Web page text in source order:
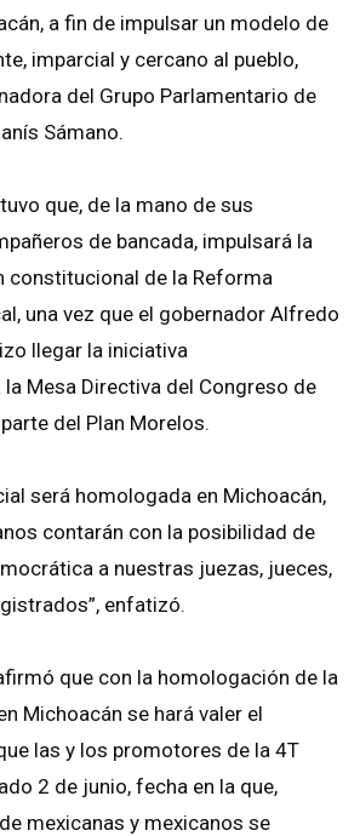
a fin de impulsar un modelo de
imparcial y cercano al pueblo,
del Grupo Parlamentario de
Sámano.
que, de la mano de sus
de bancada, impulsará la
constitucional de la Reforma
una vez que el gobernador Alfredo
llegar la iniciativa
Mesa Directiva del Congreso de
del Plan Morelos.
será homologada en Michoacán,
contarán con la posibilidad de
a nuestras juezas, jueces,
enfatizó.
que con la homologación de la
Michoacán se hará valer el
las y los promotores de la 4T
2 de junio, fecha en la que,
mexicanas y mexicanos se